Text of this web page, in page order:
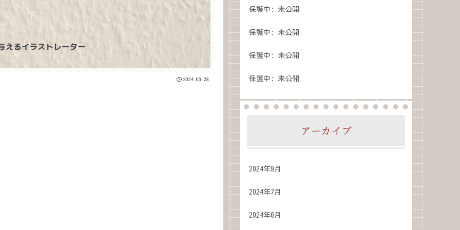
2024.06.28
保護中: 未公開
保護中: 未公開
保護中: 未公開
保護中: 未公開
アーカイブ
2024年9月
2024年7月
2024年6月